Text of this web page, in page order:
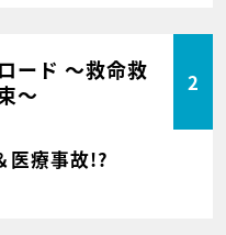
ード ～救命救
～
2
医療事故!?